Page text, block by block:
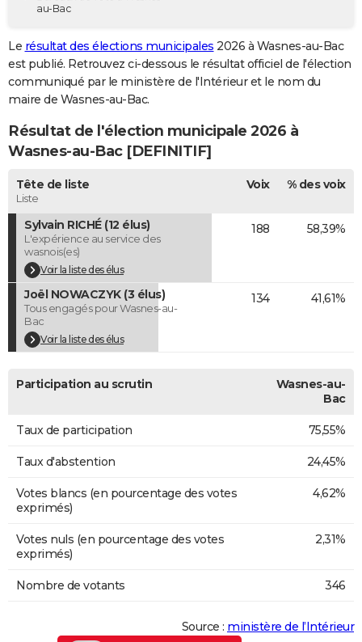
Destinations
City break
Voyage nature
Voyage de noces
Forum
GUIDES D'ACHAT
BONS PLANS
Carte de Noël
Carte Bonne année
Carte Saint-Valentin
Carte Pâques
Carte d'anniversaire
DICTIONNAIRE
Dictionnaire
Biographies
Citations
Expressions
Proverbes
PROGRAMME TV
COPAINS D'AVANT
S'inscrire
Se connecter
Lycées
Collèges
Primaires
Universités
Entreprises
Service militaire
Avis de recherche
AVIS DE DÉCÈS
FORUM
Bricolage
Lifestyle
Culture
Sport
Auto
Television
Voyage
Cinema
au-Bac
Le résultat des élections municipales 2026 à Wasnes-au-Bac
est publié. Retrouvez ci-dessous le résultat officiel de l'élection
communiqué par le ministère de l'Intérieur et le nom du
maire de Wasnes-au-Bac.
Résultat de l'élection municipale 2026 à
Wasnes-au-Bac [DEFINITIF]
Tête de liste
Liste
Voix % des voix
Sylvain RICHÉ (12 élus)
L'expérience au service des
wasnois(es)
Voir la liste des élus
188 58,39%
Joël NOWACZYK (3 élus)
Tous engagés pour Wasnes-au-
Bac
Voir la liste des élus
134 41,61%
Participation au scrutin
Wasnes-au-
Bac
Taux de participation 75,55%
Taux d'abstention 24,45%
Votes blancs (en pourcentage des votes
exprimés)
4,62%
Votes nuls (en pourcentage des votes
exprimés)
2,31%
Nombre de votants 346
Source : ministère de l’Intérieur